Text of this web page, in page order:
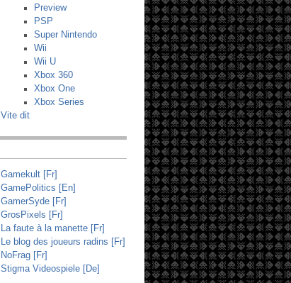
Preview
PSP
Super Nintendo
Wii
Wii U
Xbox 360
Xbox One
Xbox Series
Vite dit
Gamekult [Fr]
GamePolitics [En]
GamerSyde [Fr]
GrosPixels [Fr]
La faute à la manette [Fr]
Le blog des joueurs radins [Fr]
NoFrag [Fr]
Stigma Videospiele [De]